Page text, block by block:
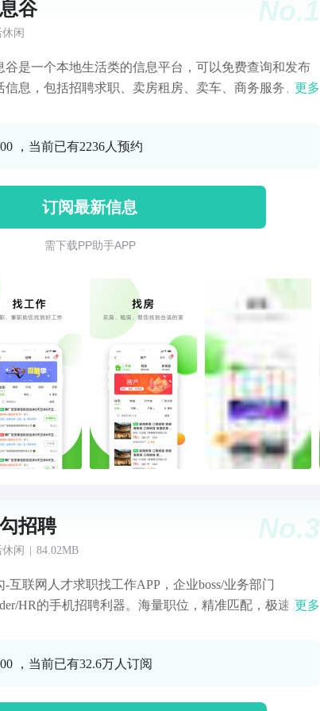
No.1
谷
闲
谷是一个本地生活类的信息平台，可以免费查询和发布
信息，包括招聘求职、卖房租房、卖车、商务服务、便
更多
，当前已有2236人预约
订阅最新信息
需 下 载 P P 助 手 A P P
No.3
招聘
闲 84.02MB
-互联网人才求职找工作APP，企业boss/业务部门
HR的手机招聘利器。海量职位，精准匹配，极速入
准匹配，招聘更专业，求职更快捷。精英人才可以：
直接聊offer；【职位推荐】专注互联网领域人才招聘，智
更多
，当前已有32.6万人订阅